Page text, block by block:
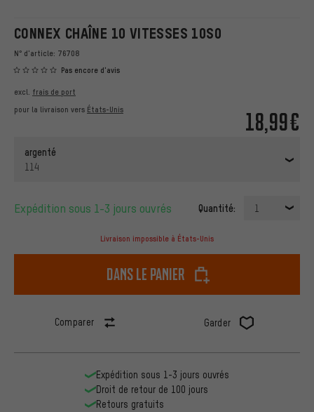
CONNEX CHAÎNE 10 VITESSES 10S0
N° d'article: 76708
Pas encore d'avis
18,99€
excl. frais de port
pour la livraison vers États-Unis
argenté
114
Expédition sous 1-3 jours ouvrés Quantité: 1
Livraison impossible à États-Unis
dans le panier
Comparer Garder
Expédition sous 1-3 jours ouvrés
Droit de retour de 100 jours
Retours gratuits